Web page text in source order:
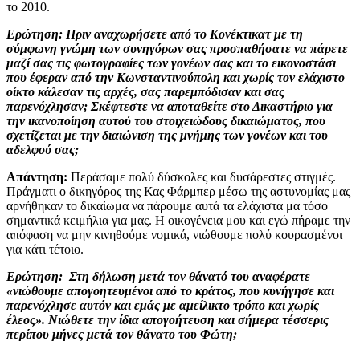
το 2010.
Ερώτηση: Πριν αναχωρήσετε από το Κονέκτικατ με τη
σύμφωνη γνώμη των συνηγόρων σας προσπαθήσατε να πάρετε
μαζί σας τις φωτογραφίες των γονέων σας και το εικονοστάσι
που έφεραν από την Κωνσταντινούπολη και χωρίς τον ελάχιστο
οίκτο κάλεσαν τις αρχές, σας παρεμπόδισαν και σας
παρενόχλησαν; Σκέφτεστε να αποταθείτε στο Δικαστήριο για
την ικανοποίηση αυτού του στοιχειώδους δικαιώματος, που
σχετίζεται με την διαιώνιση της μνήμης των γονέων και του
αδελφού σας;
Απάντηση: Περάσαμε πολύ δύσκολες και δυσάρεστες στιγμές.
Πράγματι ο δικηγόρος της Κας Φάρμπερ μέσω της αστυνομίας μας
αρνήθηκαν το δικαίωμα να πάρουμε αυτά τα ελάχιστα μα τόσο
σημαντικά κειμήλια για μας. Η οικογένεια μου και εγώ πήραμε την
απόφαση να μην κινηθούμε νομικά, νιώθουμε πολύ κουρασμένοι
για κάτι τέτοιο.
Ερώτηση: Στη δήλωση μετά τον θάνατό του αναφέρατε
«νιώθουμε απογοητευμένοι από το κράτος, που κυνήγησε και
παρενόχλησε αυτόν και εμάς με αμείλικτο τρόπο και χωρίς
έλεος». Νιώθετε την ίδια απογοήτευση και σήμερα τέσσερις
περίπου μήνες μετά τον θάνατο του Φώτη;